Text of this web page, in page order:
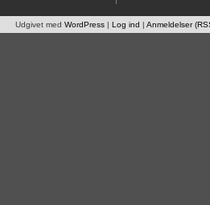
Udgivet med WordPress | Log ind | Anmeldelser